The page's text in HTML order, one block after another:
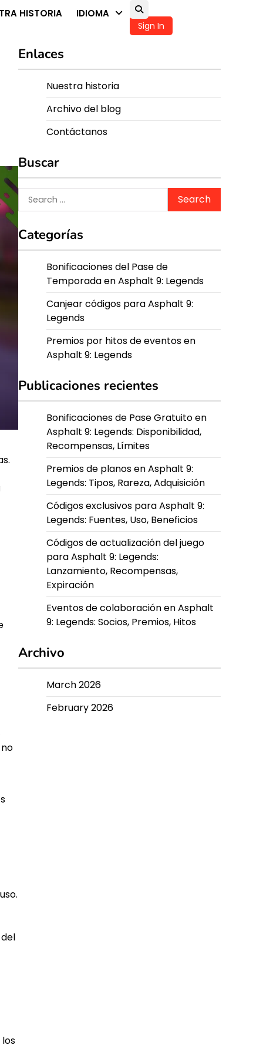
HISTORIA IDIOMA
Sign In
Enlaces
Nuestra historia
Archivo del blog
Contáctanos
Buscar
Search
for:
Categorías
Bonificaciones del Pase de
Temporada en Asphalt 9: Legends
Canjear códigos para Asphalt 9:
Legends
Premios por hitos de eventos en
Asphalt 9: Legends
Publicaciones recientes
Bonificaciones de Pase Gratuito en
Asphalt 9: Legends: Disponibilidad,
Recompensas, Límites
Premios de planos en Asphalt 9:
Legends: Tipos, Rareza, Adquisición
Códigos exclusivos para Asphalt 9:
Legends: Fuentes, Uso, Beneficios
Códigos de actualización del juego
para Asphalt 9: Legends:
Lanzamiento, Recompensas,
Expiración
Eventos de colaboración en Asphalt
9: Legends: Socios, Premios, Hitos
Archivo
March 2026
February 2026